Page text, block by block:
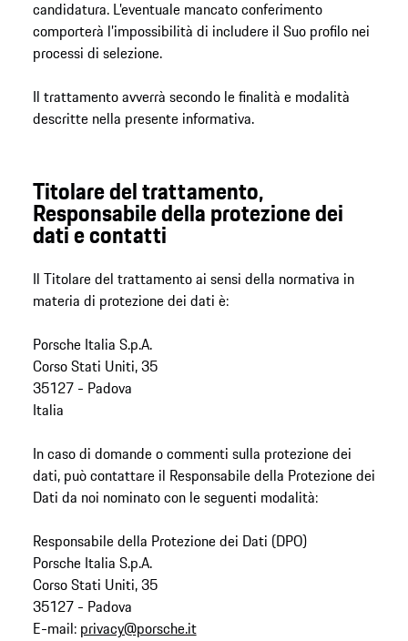
candidatura. L’eventuale mancato conferimento
comporterà l’impossibilità di includere il Suo profilo nei
processi di selezione.
Il trattamento avverrà secondo le finalità e modalità
descritte nella presente informativa.
Titolare del trattamento,
Responsabile della protezione dei
dati e contatti
Il Titolare del trattamento ai sensi della normativa in
materia di protezione dei dati è:
Porsche Italia S.p.A.
Corso Stati Uniti, 35
35127 - Padova
Italia
In caso di domande o commenti sulla protezione dei
dati, può contattare il Responsabile della Protezione dei
Dati da noi nominato con le seguenti modalità:
Responsabile della Protezione dei Dati (DPO)
Porsche Italia S.p.A.
Corso Stati Uniti, 35
35127 - Padova
E-mail: privacy@porsche.it